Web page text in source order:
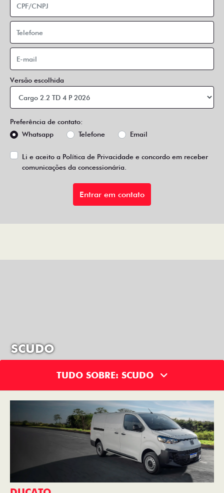
Versão escolhida
Preferência de contato:
Whatsapp
Telefone Email
Li e aceito a Política de Privacidade e concordo em receber
comunicações da concessionária.
Entrar em contato
SCUDO
TUDO SOBRE: SCUDO